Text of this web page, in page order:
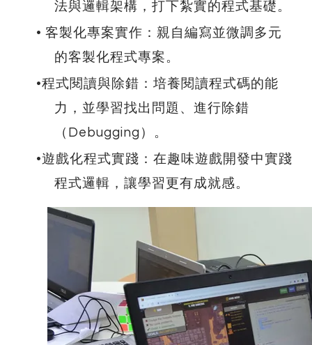
法與邏輯架構，打下紮實的程式基礎。
客製化專案實作：親自編寫並微調多元
的客製化程式專案。
程式閱讀與除錯：培養閱讀程式碼的能
力，並學習找出問題、進行除錯
（Debugging）。
遊戲化程式實踐：在趣味遊戲開發中實踐
程式邏輯，讓學習更有成就感。